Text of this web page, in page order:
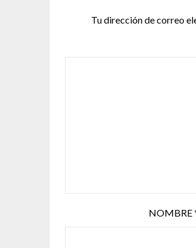
Tu dirección de correo
NOMBRE